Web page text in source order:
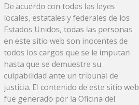
De acuerdo con todas las leyes
locales, estatales y federales de los
Estados Unidos, todas las personas
en este sitio web son inocentes de
todos los cargos que se le imputan
hasta que se demuestre su
culpabilidad ante un tribunal de
justicia. El contenido de este sitio web
fue generado por la Oficina del